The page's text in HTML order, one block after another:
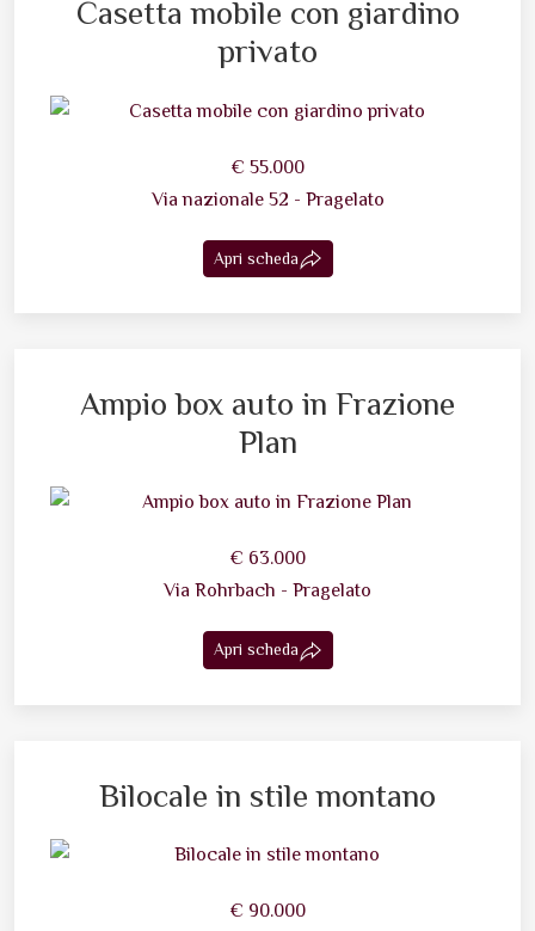
Casetta mobile con giardino
privato
€ 55.000
Via nazionale 52 - Pragelato
Apri scheda
Ampio box auto in Frazione
Plan
€ 63.000
Via Rohrbach - Pragelato
Apri scheda
Bilocale in stile montano
€ 90.000